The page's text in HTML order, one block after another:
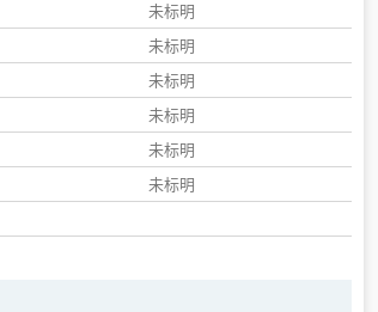
未标明
未标明
未标明
未标明
未标明
未标明